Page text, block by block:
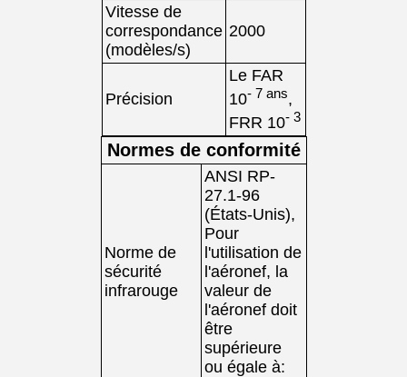
Vitesse de
correspondance
(modèles/s)
2000
Précision
Le FAR
10- 7 ans,
FRR 10- 3
Normes de conformité
Norme de
sécurité
infrarouge
ANSI RP-
27.1-96
(États-Unis),
Pour
l'utilisation de
l'aéronef, la
valeur de
l'aéronef doit
être
supérieure
ou égale à: